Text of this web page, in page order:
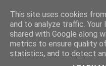
This site uses cookies
and to analyze traffic. Your
shared with Google along
metrics to ensure quality
statistics, and to detect